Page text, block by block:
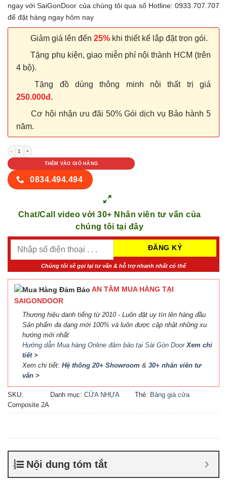
ngay với SaiGonDoor của chúng tôi qua số Hotline: 0933.707.707
để đặt hàng ngay hôm nay
Giảm giá lên đến 25% khi thiết kế lắp đặt trọn gói.
Tặng phụ kiện, giao miễn phí nội thành HCM (trên
4 bộ).
Tặng đồ dùng thông minh nội thất trị giá
250.000đ.
Cơ hội nhận ưu đãi 50% Gói dịch vụ Bảo hành 5
năm.
Cửa nhựa Composite 2A số lượng
THÊM VÀO GIỎ HÀNG
0834.494.494
Chat/Call video với 30+ Nhân viên tư vấn của
chúng tôi tại đây
Chúng tôi sẽ gọi lại tư vấn & hỗ trợ nhanh nhất có thể
AN TÂM MUA HÀNG TẠI
SAIGONDOOR
Thương hiệu danh tiếng từ 2010 - Luôn đặt uy tín lên hàng đầu
Sản phẩm đa dạng mới 100% và luôn được cập nhật những xu
hướng mới nhất
Hướng dẫn Mua hàng Online đảm bảo tại Sài Gòn DoorXem chi
tiết >
Xem chi tiết: Hệ thống 20+ Showroom & 30+ nhân viên tư
vấn >
SKU:
Composite 2A
Danh mục: CỬA NHỰA
Thẻ: Bảng giá cửa
nhựa Composite,Cửa nhựa
,Sản
xuất cửa nhựa composite
Nội dung tóm tắt